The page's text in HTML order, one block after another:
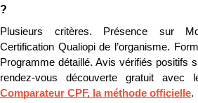
?
Plusieurs critères. Présence sur
Certification Qualiopi de l’organisme.
Programme détaillé. Avis vérifiés positifs
Comparateur CPF, la méthode officielle.